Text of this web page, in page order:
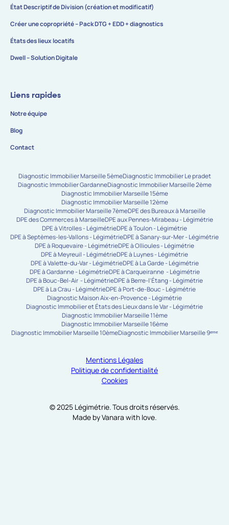
État Descriptif de Division (création et modificatif)
Créer une copropriété – Pack DTG + EDD + diagnostics
États des lieux locatifs
Dwell – Solution Digitale
Liens rapides
Notre équipe
Blog
Contact
Diagnostic Immobilier Marseille 5èmeDiagnostic Immobilier Le pradet
Diagnostic Immobilier GardanneDiagnostic Immobilier Marseille 2ème
Diagnostic Immobilier Marseille 15ème
Diagnostic Immobilier Marseille 12ème
Diagnostic Immobilier Marseille 7èmeDPE des Bureaux à Marseille
DPE des Commerces à MarseilleDPE aux Pennes-Mirabeau - Légimétrie
DPE à Vitrolles - LégimétrieDPE à Toulon - Légimétrie
DPE à Septèmes-les-Vallons - LégimétrieDPE à Sanary-sur-Mer - Légimétrie
DPE à Roquevaire - LégimétrieDPE à Ollioules - Légimétrie
DPE à Meyreuil - LégimétrieDPE à Luynes - Légimétrie
DPE à Valette-du-Var - LégimétrieDPE à La Garde - Légimétrie
DPE à Gardanne - LégimétrieDPE à Carqueiranne - Légimétrie
DPE à Bouc-Bel-Air - LégimétrieDPE à Berre-l’Étang - Légimétrie
DPE à La Crau - LégimétrieDPE à Port-de-Bouc - Légimétrie
Diagnostic Maison Aix-en-Provence - Légimétrie
Diagnostic Immobilier et États des Lieux dans le Var - Légimétrie
Diagnostic Immobilier Marseille 11ème
Diagnostic Immobilier Marseille 16ème
Diagnostic Immobilier Marseille 10èmeDiagnostic Immobilier Marseille 9ᵉᵐᵉ
© 2025 Légimétrie. Tous droits réservés.
Made by Vanara with love.
Mentions Légales
Politique de confidentialité
Cookies